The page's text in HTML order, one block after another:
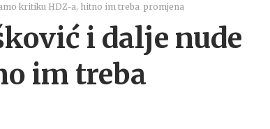
kritiku HDZ-a, hitno im treba promjena
i dalje nude
im treba